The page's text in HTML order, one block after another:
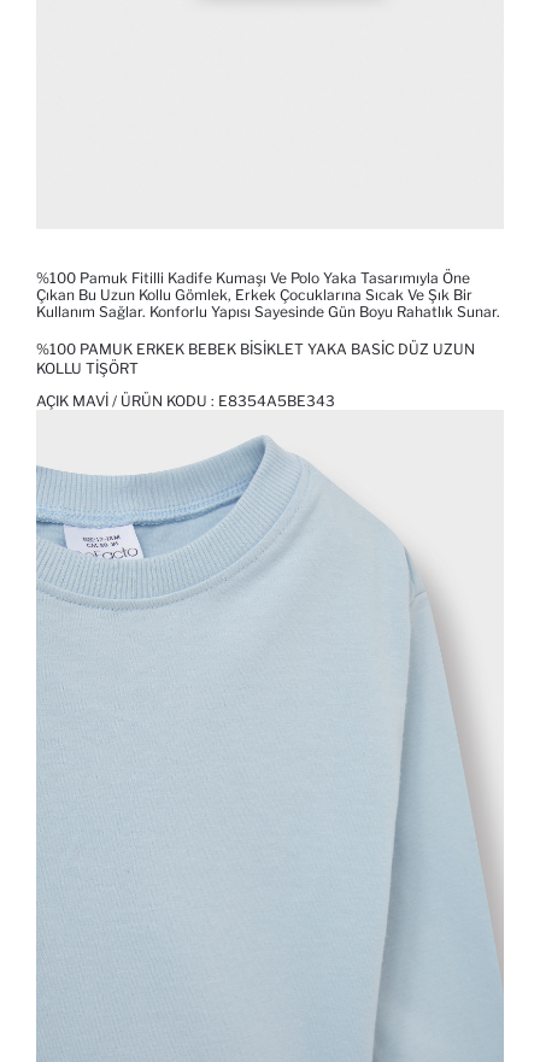
%100 Pamuk Fitilli Kadife Kumaşı Ve Polo Yaka Tasarımıyla Öne
Çıkan Bu Uzun Kollu Gömlek, Erkek Çocuklarına Sıcak Ve Şık Bir
Kullanım Sağlar. Konforlu Yapısı Sayesinde Gün Boyu Rahatlık Sunar.
%100 PAMUK ERKEK BEBEK BISIKLET YAKA BASIC DÜZ UZUN
KOLLU TIŞÖRT
AÇIK MAVI / ÜRÜN KODU : E8354A5BE343